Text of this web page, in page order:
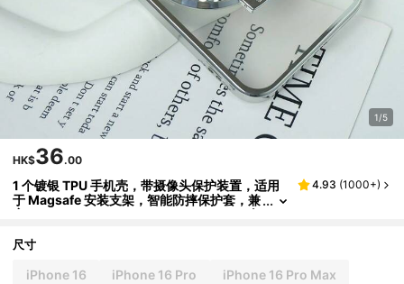
1/5
HK$36.00
1 个镀银 TPU 手机壳，带摄像头保护装置，适用
于 Magsafe 安装支架，智能防摔保护套，兼
容 Apple iPhone 15pro Max 14 13 12 11 全
4.93 (1000+)
尺寸
iPhone 16 iPhone 16 Pro iPhone 16 Pro Max